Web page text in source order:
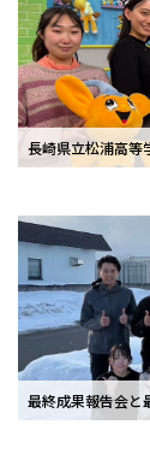
長崎県立松浦高等
最終成果報告会と